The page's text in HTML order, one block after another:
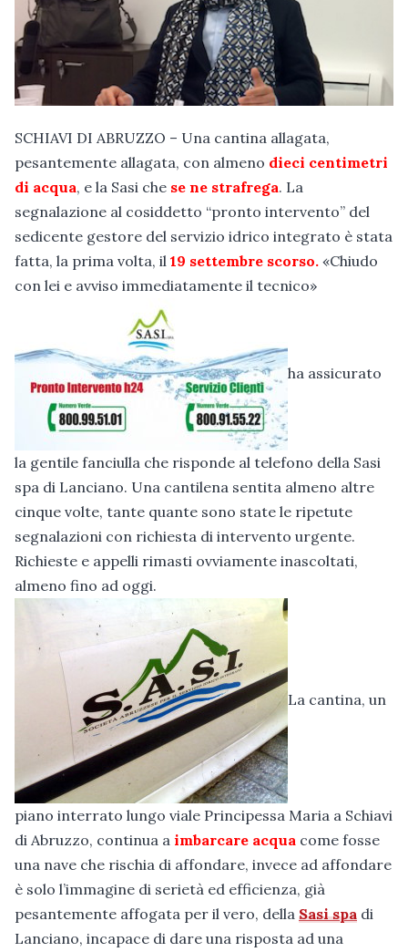
SCHIAVI DI ABRUZZO – Una cantina allagata,
pesantemente allagata, con almeno dieci centimetri
di acqua, e la Sasi che se ne strafrega. La
segnalazione al cosiddetto “pronto intervento” del
sedicente gestore del servizio idrico integrato è stata
fatta, la prima volta, il 19 settembre scorso. «Chiudo
con lei e avviso immediatamente il tecnico»
ha assicurato
la gentile fanciulla che risponde al telefono della Sasi
spa di Lanciano. Una cantilena sentita almeno altre
cinque volte, tante quante sono state le ripetute
segnalazioni con richiesta di intervento urgente.
Richieste e appelli rimasti ovviamente inascoltati,
almeno fino ad oggi.
La cantina, un
piano interrato lungo viale Principessa Maria a Schiavi
di Abruzzo, continua a imbarcare acqua come fosse
una nave che rischia di affondare, invece ad affondare
è solo l’immagine di serietà ed efficienza, già
pesantemente affogata per il vero, della Sasi spa di
Lanciano, incapace di dare una risposta ad una